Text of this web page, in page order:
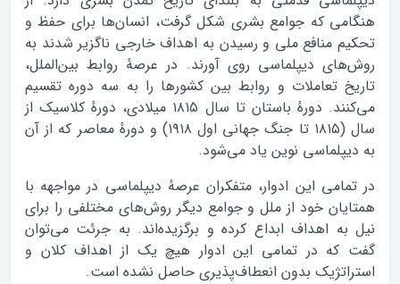
هنگامی که جوامع بشری شکل گرفت، انسان‌ها برای حفظ و
تحکیم منافع ملی و رسیدن به اهداف خارجی ناگزیر شدند به
روش‌های دیپلماسی روی آورند. در عرصهٔ روابط بین‌الملل،
تاریخ تعاملات و روابط بین کشور‌ها را به سه دوره تقسیم
می‌کنند. دورهٔ باستان تا سال ۱۸۱۵ میلادی، دورهٔ کلاسیک از
سال (۱۸۱۵ تا جنگ جهانی اول ۱۹۱۸) و دورهٔ معاصر که از آن
به دیپلماسی نوین یاد می‌شود.
در تمامی این ادوار، متفکران عرصهٔ دیپلماسی در مواجهه با
همتایان خود از ملل و جوامع دیگر روش‌های مختلفی را برای
نیل به اهداف ابداع کرده و برگزیده‌اند. به جرئت می‌توان
گفت که در تمامی این ادوار هیچ یک از اهداف کلان و
استراتژیک بدون انعطاف‌پذیری حاصل نشده است.